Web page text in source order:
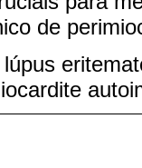
de
lúpus